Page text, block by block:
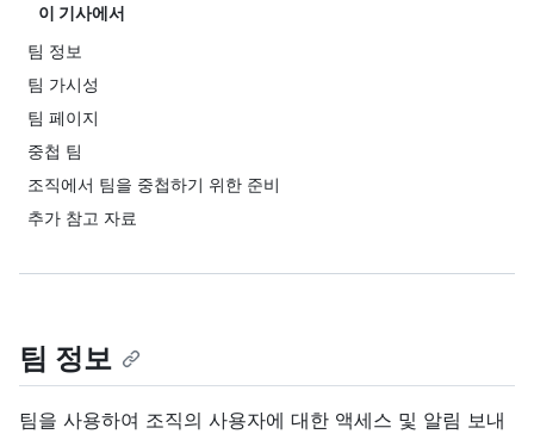
이 기사에서
팀 정보
팀 가시성
팀 페이지
중첩 팀
조직에서 팀을 중첩하기 위한 준비
추가 참고 자료
팀 정보
팀을 사용하여 조직의 사용자에 대한 액세스 및 알림 보내